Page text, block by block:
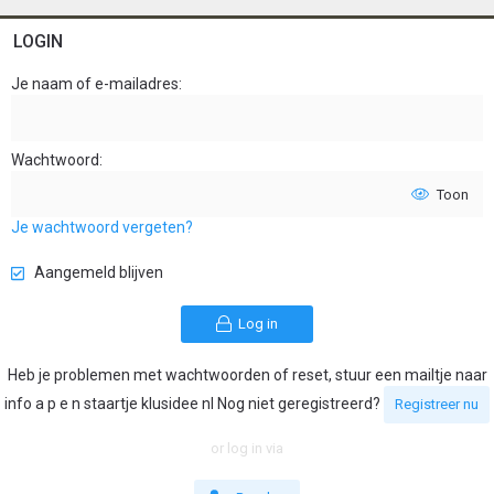
LOGIN
Je naam of e-mailadres
Wachtwoord
Toon
Je wachtwoord vergeten?
Aangemeld blijven
Log in
Heb je problemen met wachtwoorden of reset, stuur een mailtje naar
info a p e n staartje klusidee nl Nog niet geregistreerd?
Registreer nu
or log in via